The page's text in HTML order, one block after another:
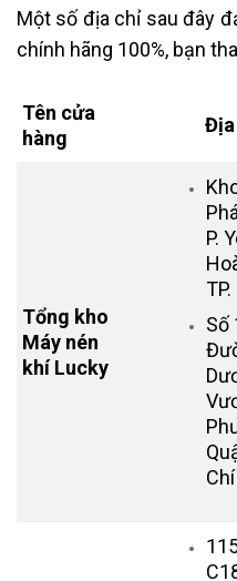
Một số địa chỉ sau đây
chính hãng 100%, bạn
Tên cửa
hàng
Tổng kho
Máy nén
khí Lucky
P.
Số